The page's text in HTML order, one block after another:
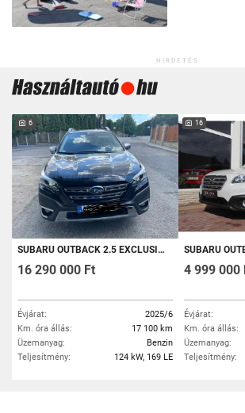
HIRDETÉS
6
SUBARU OUTBACK 2.5 EXCLUSIVE CROSS CVT
16 290 000 Ft
Évjárat:
2025/6
Km. óra állás:
17 100 km
Üzemanyag:
Benzin
Teljesítmény:
124 kW, 169 LE
16
SUBARU OUTBACK 2.0 D ACTIVE
4 999 000
Évjárat:
Km. óra állás:
Üzemanyag:
Teljesítmény: